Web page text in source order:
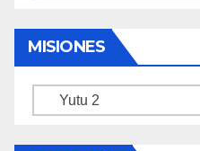
MISIONES
Misiones